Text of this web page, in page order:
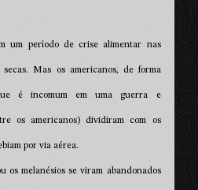
um período de crise alimentar nas
Mas os americanos, de forma
é incomum em uma guerra e
os americanos) dividiram com os
por via aérea.
os melanésios se viram abandonados